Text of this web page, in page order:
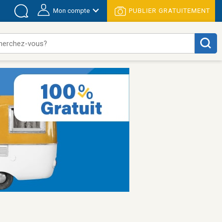
Mon compte PUBLIER GRATUITEMENT
vous?